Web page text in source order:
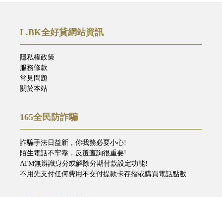
L.BK全好貸網站資訊
隱私權政策
服務條款
常見問題
關於本站
165全民防詐騙
詐騙手法日益新，你我務必要小心!
陌生電話不牢靠，反覆查詢很重要!
ATM無辨識身分或解除分期付款設定功能!
不用先支付任何費用不交付提款卡存摺或購買電話點數